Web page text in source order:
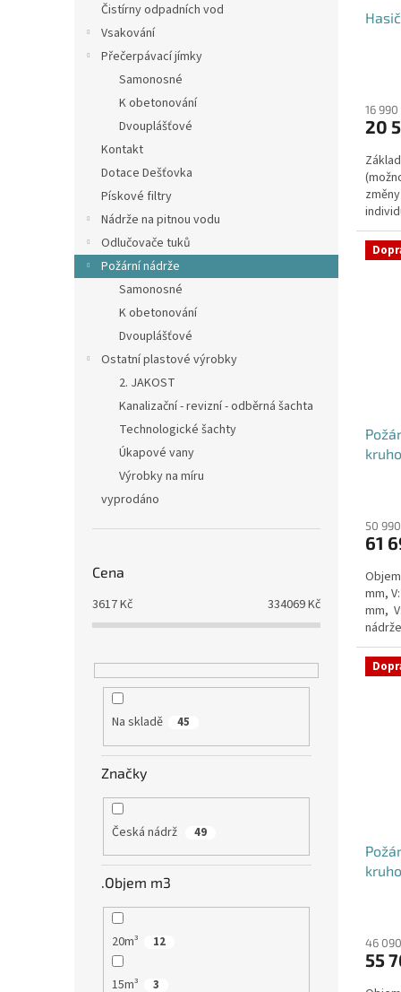
Čistírny odpadních vod
Vsakování
Přečerpávací jímky
Samonosné
K obetonování
Dvouplášťové
Kontakt
Dotace Dešťovka
Pískové filtry
Nádrže na pitnou vodu
Odlučovače tuků
Požární nádrže
Samonosné
K obetonování
Dvouplášťové
Ostatní plastové výrobky
2. JAKOST
Kanalizační - revizní - odběrná šachta
Technologické šachty
Úkapové vany
Výrobky na míru
vyprodáno
Cena
3617Kč 334069Kč
Na skladě 45
Značky
Česká nádrž 49
.Objem m3
20m³ 12
15m³ 3
je
z
5
16
20
50
61
mm,
mm,
nádrž
46
55